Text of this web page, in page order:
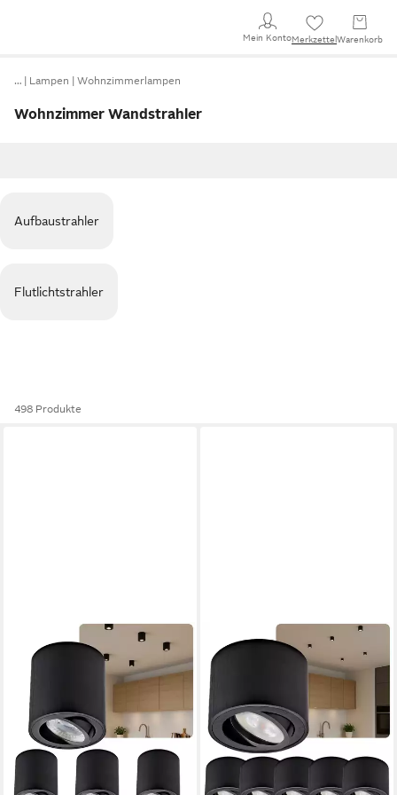
Mein KontoMerkzettel Warenkorb
… Lampen Wohnzimmerlampen
Wohnzimmer Wandstrahler
Aufbaustrahler
Flutlichtstrahler
498 Produkte